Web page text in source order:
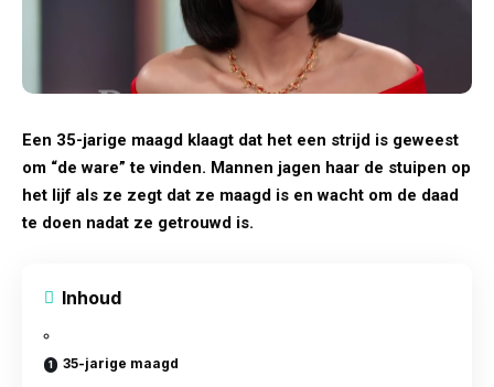
Een 35-jarige maagd klaagt dat het een strijd is geweest
om “de ware” te vinden. Mannen jagen haar de stuipen op
het lijf als ze zegt dat ze maagd is en wacht om de daad
te doen nadat ze getrouwd is.
Inhoud
35-jarige maagd